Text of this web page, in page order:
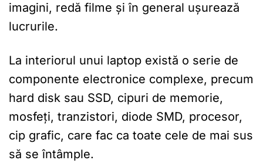
imagini, redă filme și în general ușurează
lucrurile.
La interiorul unui laptop există o serie de
componente electronice complexe, precum
hard disk sau SSD, cipuri de memorie,
mosfeți, tranzistori, diode SMD, procesor,
cip grafic, care fac ca toate cele de mai sus
să se întâmple.